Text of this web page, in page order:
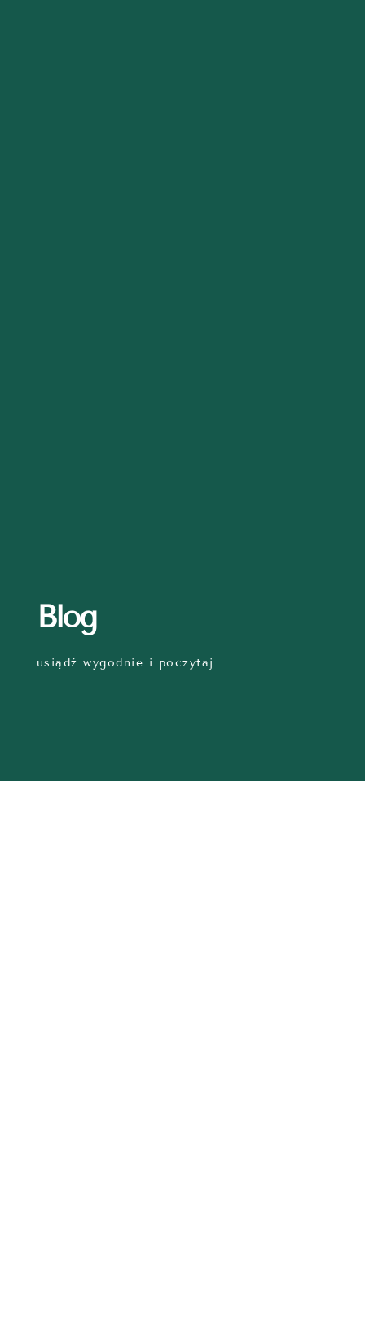
Blog
usiądź wygodnie i poczytaj